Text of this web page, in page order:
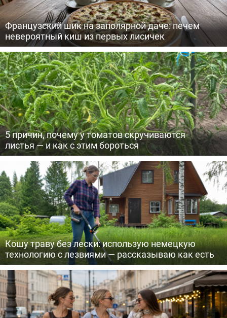
Французский шик на заполярной даче: печем
невероятный киш из первых лисичек
5 причин, почему у томатов скручиваются
листья — и как с этим бороться
Кошу траву без лески: использую немецкую
технологию с лезвиями — рассказываю как есть